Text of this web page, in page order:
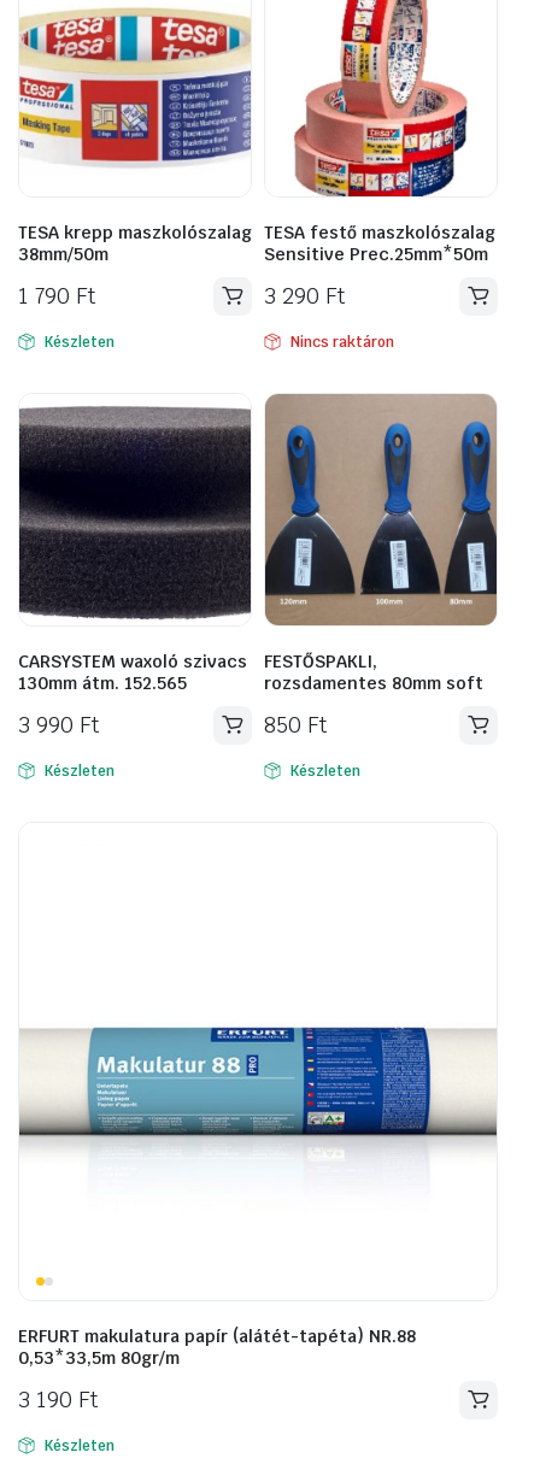
TESA krepp maszkolószalag
38mm/50m
1 790 Ft
Készleten
TESA festő maszkolószalag
Sensitive Prec.25mm*50m
3 290 Ft
Nincs raktáron
CARSYSTEM waxoló szivacs
130mm átm. 152.565
3 990 Ft
Készleten
FESTŐSPAKLI,
rozsdamentes 80mm soft
850 Ft
Készleten
ERFURT makulatura papír (alátét-tapéta) NR.88
0,53*33,5m 80gr/m
3 190 Ft
Készleten